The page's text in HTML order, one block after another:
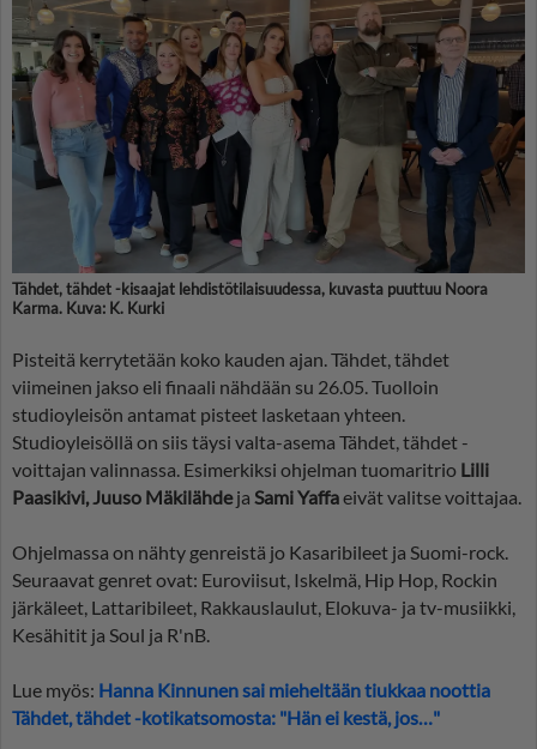
Tähdet, tähdet -kisaajat lehdistötilaisuudessa, kuvasta puuttuu Noora
Karma. Kuva: K. Kurki
Pisteitä kerrytetään koko kauden ajan. Tähdet, tähdet
viimeinen jakso eli finaali nähdään su 26.05. Tuolloin
studioyleisön antamat pisteet lasketaan yhteen.
Studioyleisöllä on siis täysi valta-asema Tähdet, tähdet -
voittajan valinnassa. Esimerkiksi ohjelman tuomaritrio Lilli
Paasikivi, Juuso Mäkilähdeja Sami Yaffaeivät valitse voittajaa.
Ohjelmassa on nähty genreistä jo Kasaribileet ja Suomi-rock.
Seuraavat genret ovat: Euroviisut, Iskelmä, Hip Hop, Rockin
järkäleet, Lattaribileet, Rakkauslaulut, Elokuva- ja tv-musiikki,
Kesähitit ja Soul ja R'nB.
Lue myös: Hanna Kinnunen sai mieheltään tiukkaa noottia
Tähdet, tähdet -kotikatsomosta: "Hän ei kestä, jos…"